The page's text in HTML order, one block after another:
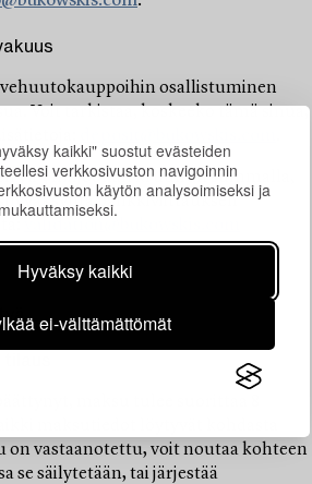
kaikki" suostut evästeiden
verkkosivuston navigoinnin
käytön analysoimiseksi ja
Hyväksy kaikki
ei-välttämättömät
osallistuminen
Voit tarkistaa, koskeeko tämä sinua,
yli 3 miljoonan kruunun summalla,
pankkiviittauksen
maksu tulee suorittaa 8
maksutiedot löytyvät kohdasta
on vastaanotettu, voit noutaa kohteen
se säilytetään, tai järjestää